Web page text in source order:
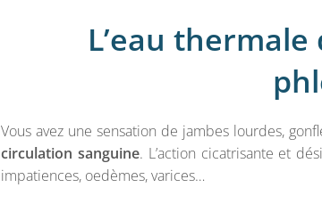
L’eau
Vous avez une sensation de jambes lourdes,
circulation sanguine. L’action cicatrisante et
impatiences, oedèmes, varices…